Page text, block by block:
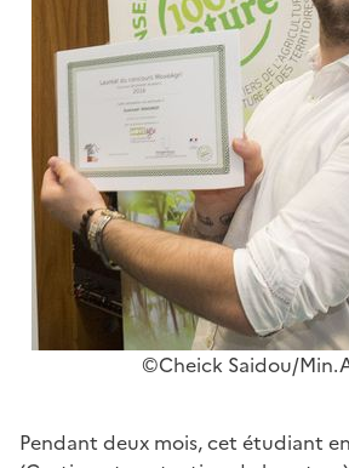
©Cheick Saidou/
Pendant deux mois, cet étudiant